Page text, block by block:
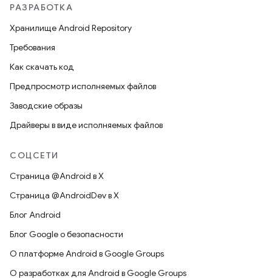
РАЗРАБОТКА
Хранилище Android Repository
Требования
Как скачать код
Предпросмотр исполняемых файлов
Заводские образы
Драйверы в виде исполняемых файлов
СОЦСЕТИ
Страница @Android в X
Страница @AndroidDev в X
Блог Android
Блог Google о безопасности
О платформе Android в Google Groups
О разработках для Android в Google Groups